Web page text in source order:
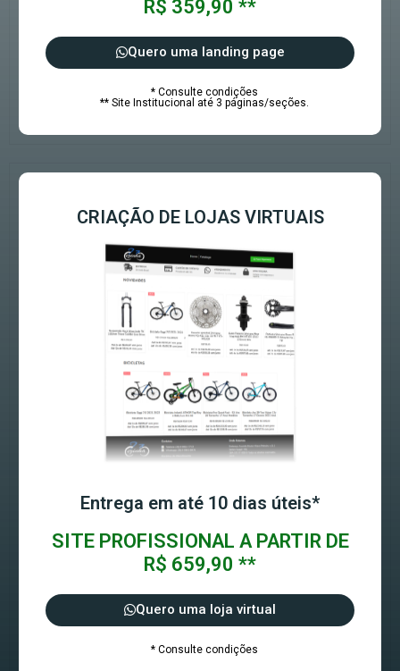
R$ 359,90 **
Quero uma landing page
* Consulte condições
** Site Institucional até 3 páginas/seções.
CRIAÇÃO DE LOJAS VIRTUAIS
Entrega em até 10 dias úteis*
SITE PROFISSIONAL A PARTIR DE
R$ 659,90 **
Quero uma loja virtual
* Consulte condições